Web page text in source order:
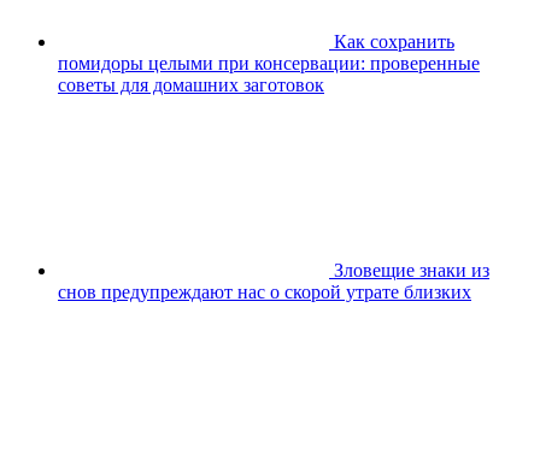
Как сохранить
помидоры целыми при консервации: проверенные
советы для домашних заготовок
Зловещие знаки из
снов предупреждают нас о скорой утрате близких